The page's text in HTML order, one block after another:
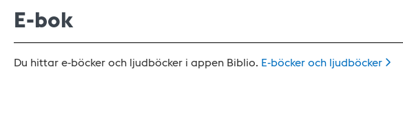
E-bok
Du hittar e-böcker och ljudböcker i appen Biblio. E-böcker och ljudböcker